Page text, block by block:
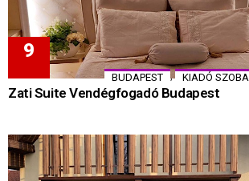
BUDAPEST , KIADÓ SZOBA
Zati Suite Vendégfogadó Budapest